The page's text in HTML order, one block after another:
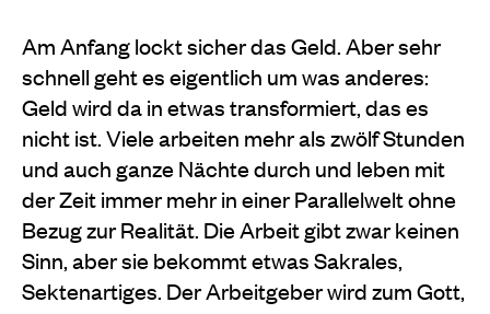
Am Anfang lockt sicher das Geld. Aber sehr
schnell geht es eigentlich um was anderes:
Geld wird da in etwas transformiert, das es
nicht ist. Viele arbeiten mehr als zwölf Stunden
und auch ganze Nächte durch und leben mit
der Zeit immer mehr in einer Parallelwelt ohne
Bezug zur Realität. Die Arbeit gibt zwar keinen
Sinn, aber sie bekommt etwas Sakrales,
Sektenartiges. Der Arbeitgeber wird zum Gott,